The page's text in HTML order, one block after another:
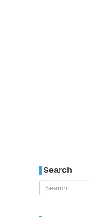
Search